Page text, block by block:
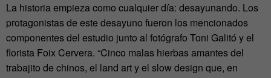
La historia empieza como cualquier día: desayunando. Los
protagonistas de este desayuno fueron los mencionados
componentes del estudio junto al fotógrafo Toni Galitó y el
florista Foix Cervera. “Cinco malas hierbas amantes del
trabajito de chinos, el land art y el slow design que, en